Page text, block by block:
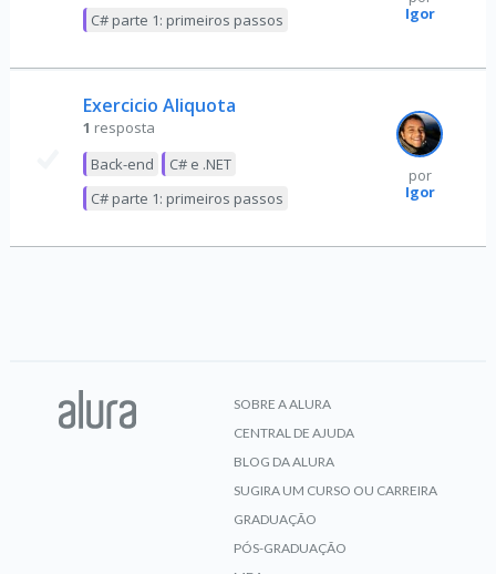
C# parte 1: primeiros passos
Igor
Exercicio Aliquota
1 resposta
Back-end
C# e .NET
C# parte 1: primeiros passos
por
Igor
SOBRE A ALURA
CENTRAL DE AJUDA
BLOG DA ALURA
SUGIRA UM CURSO OU CARREIRA
GRADUAÇÃO
PÓS-GRADUAÇÃO